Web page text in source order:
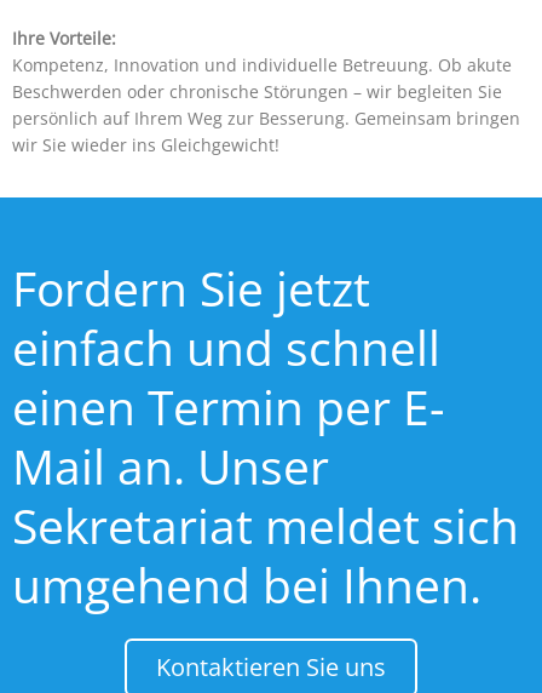
Ihre Vorteile:
Kompetenz, Innovation und individuelle Betreuung. Ob akute
Beschwerden oder chronische Störungen – wir begleiten Sie
persönlich auf Ihrem Weg zur Besserung. Gemeinsam bringen
wir Sie wieder ins Gleichgewicht!
Fordern Sie jetzt
einfach und schnell
einen Termin per E-
Mail an. Unser
Sekretariat meldet sich
umgehend bei Ihnen.
Kontaktieren Sie uns